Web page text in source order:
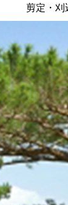
剪定・刈